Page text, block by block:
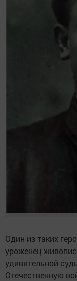
Один из таких
уроженец
удивительной
Отечественную